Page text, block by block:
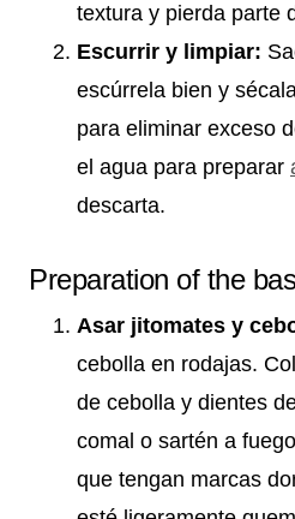
textura y pierda parte
Escurrir y limpiar:
escúrrela bien y
para eliminar exceso
el agua para preparar
descarta.
Preparation of the
Asar jitomates y
cebolla en rodajas.
de cebolla y dientes
comal o sartén a
que tengan marcas